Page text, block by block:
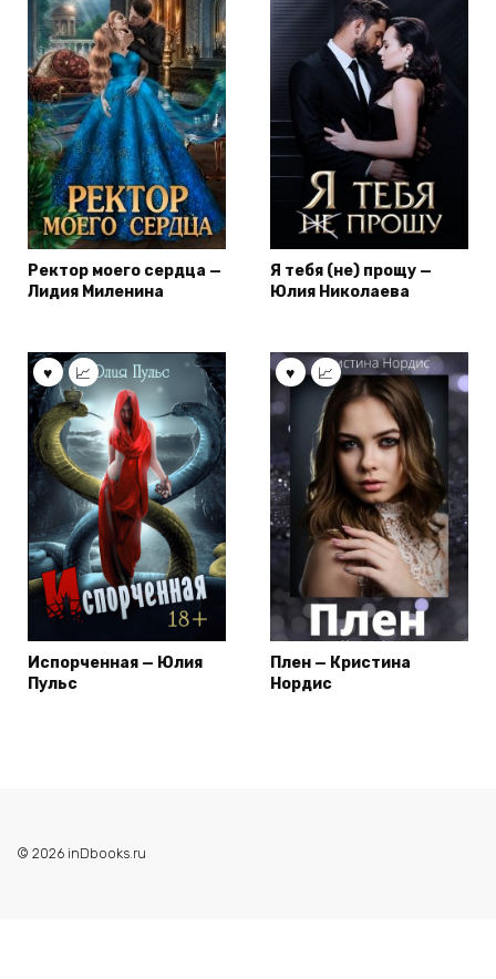
Ректор моего сердца —
Лидия Миленина
Я тебя (не) прощу —
Юлия Николаева
Испорченная — Юлия
Пульс
Плен — Кристина
Нордис
© 2026 inDbooks.ru